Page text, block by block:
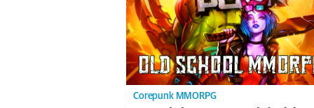
Corepunk MMORPG